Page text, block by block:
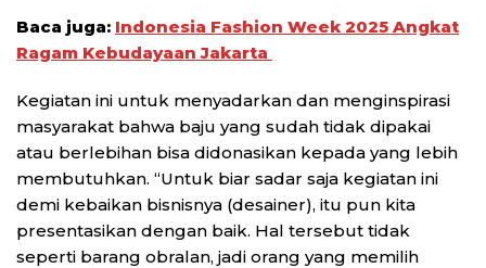
Baca juga: Indonesia Fashion Week 2025 Angkat
Ragam Kebudayaan Jakarta
Kegiatan ini untuk menyadarkan dan menginspirasi
masyarakat bahwa baju yang sudah tidak dipakai
atau berlebihan bisa didonasikan kepada yang lebih
membutuhkan. “Untuk biar sadar saja kegiatan ini
demi kebaikan bisnisnya (desainer), itu pun kita
presentasikan dengan baik. Hal tersebut tidak
seperti barang obralan, jadi orang yang memilih